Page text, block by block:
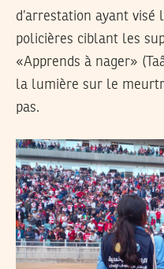
d’arrestation ayant
policières ciblant les
«Apprends à nager»
la lumière sur le
pas.